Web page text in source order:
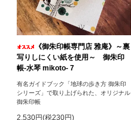
《御朱印帳専門店 雅庵》～裏
写りしにくい紙を使用～ 御朱印
帳-水琴 mikoto- 7
有名ガイドブック「地球の歩き方 御朱印
シリーズ」で取り上げられた、オリジナル
御朱印帳
2,530円(税230円)